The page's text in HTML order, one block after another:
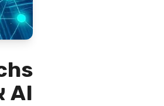
AI ארגונית חדשה משנה את כללי המשחק | 2026